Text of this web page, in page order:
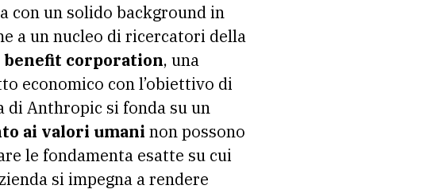
con un solido background in
a un nucleo di ricercatori della
benefit corporation, una
economico con l’obiettivo di
di Anthropic si fonda su un
ai valori umani non possono
le fondamenta esatte su cui
si impegna a rendere